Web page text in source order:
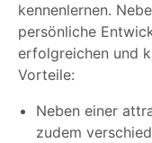
kennenlernen.
persönliche
erfolgreichen und
Vorteile:
Neben einer
zudem